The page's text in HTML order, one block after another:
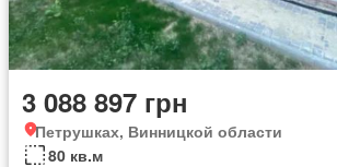
3 088 897 грн
Петрушках, Винницкой области
80 кв.м